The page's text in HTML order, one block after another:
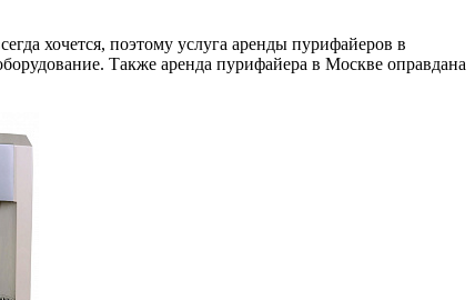
хочется, поэтому услуга аренды пурифайеров в
Также аренда пурифайера в Москве оправдана